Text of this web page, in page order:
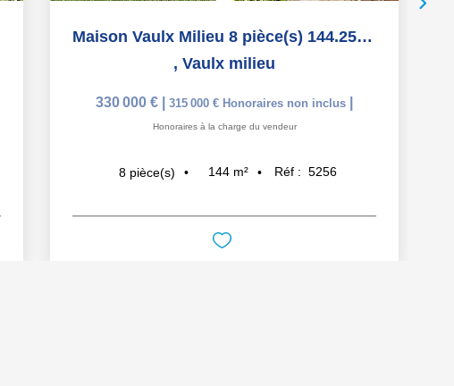
Maison Vaulx Milieu 8 pièce(s) 144.25 m2
, Vaulx milieu
330 000 € 315 000 € Honoraires non inclus
Honoraires à la charge du vendeur
8 pièce(s) 144 m² Réf : 5256